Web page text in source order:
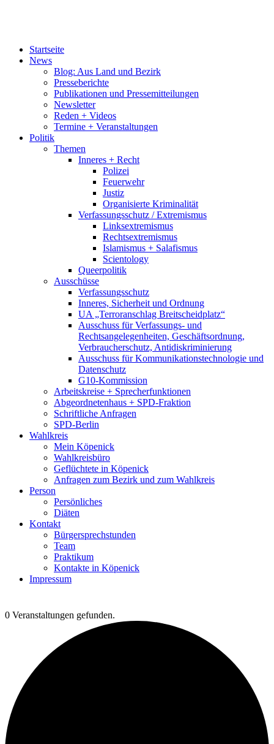
Startseite
News
Blog: Aus Land und Bezirk
Presseberichte
Publikationen und Pressemitteilungen
Newsletter
Reden + Videos
Termine + Veranstaltungen
Politik
Themen
Inneres + Recht
Polizei
Feuerwehr
Justiz
Organisierte Kriminalität
Verfassungsschutz / Extremismus
Linksextremismus
Rechtsextremismus
Islamismus + Salafismus
Scientology
Queerpolitik
Ausschüsse
Verfassungsschutz
Inneres, Sicherheit und Ordnung
UA „Terroranschlag Breitscheidplatz“
Ausschuss für Verfassungs- und
Rechtsangelegenheiten, Geschäftsordnung,
Verbraucherschutz, Antidiskriminierung
Ausschuss für Kommunikationstechnologie und
Datenschutz
G10-Kommission
Arbeitskreise + Sprecherfunktionen
Abgeordnetenhaus + SPD-Fraktion
Schriftliche Anfragen
SPD-Berlin
Wahlkreis
Mein Köpenick
Wahlkreisbüro
Geflüchtete in Köpenick
Anfragen zum Bezirk und zum Wahlkreis
Person
Persönliches
Diäten
Kontakt
Bürgersprechstunden
Team
Praktikum
Kontakte in Köpenick
Impressum
0 Veranstaltungen gefunden.